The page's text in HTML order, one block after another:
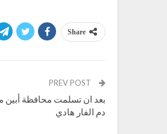
Share
بعد ان تسلمت محافظة أبين
دم الفار هادي